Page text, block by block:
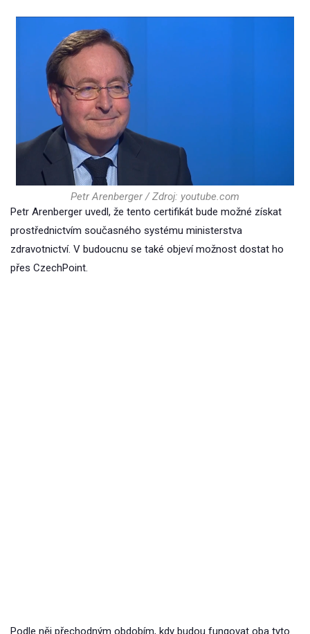
Petr Arenberger / Zdroj: youtube.com
Petr Arenberger uvedl, že tento certifikát bude možné získat
prostřednictvím současného systému ministerstva
zdravotnictví. V budoucnu se také objeví možnost dostat ho
přes CzechPoint.
Podle něj přechodným obdobím, kdy budou fungovat oba tyto